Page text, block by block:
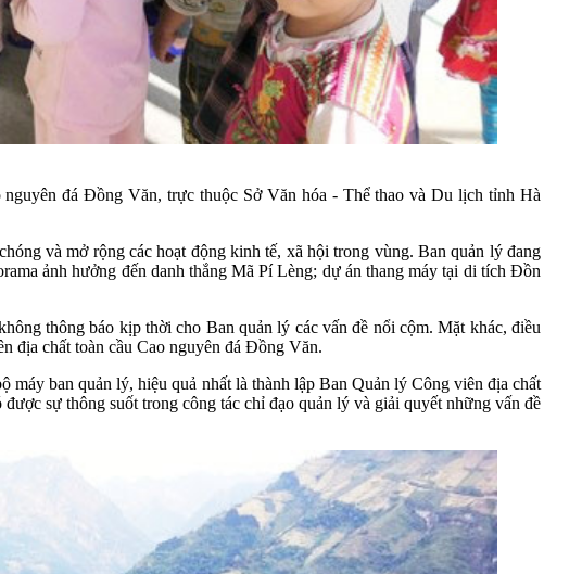
đá Đồng Văn, trực thuộc Sở Văn hóa - Thể thao và Du lịch tỉnh Hà
và mở rộng các hoạt động kinh tế, xã hội trong vùng. Ban quản lý đang
ảnh hưởng đến danh thắng Mã Pí Lèng; dự án thang máy tại di tích Đồn
thông báo kịp thời cho Ban quản lý các vấn đề nổi cộm. Mặt khác, điều
địa chất toàn cầu Cao nguyên đá Đồng Văn.
ban quản lý, hiệu quả nhất là thành lập Ban Quản lý Công viên địa chất
sự thông suốt trong công tác chỉ đạo quản lý và giải quyết những vấn đề